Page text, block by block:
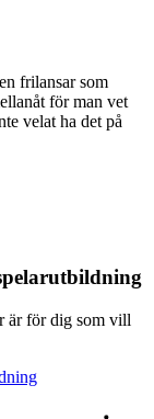
frilansar som
för man vet
velat ha det på
är för dig som vill